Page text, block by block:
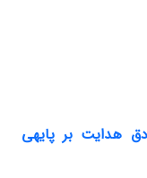
بازیابی عنصر مکان در «بوف کور» صادق ‌هدایت بر پایه‎ی